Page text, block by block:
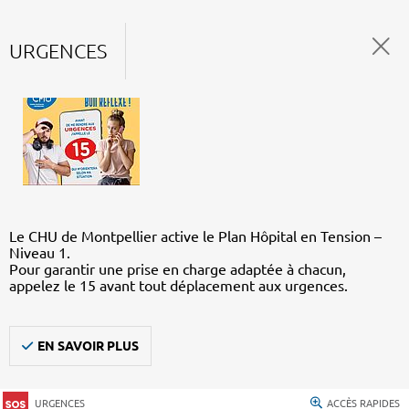
URGENCES
Le CHU de Montpellier active le Plan Hôpital en Tension –
Niveau 1.
Pour garantir une prise en charge adaptée à chacun,
appelez le 15 avant tout déplacement aux urgences.
EN SAVOIR PLUS
URGENCES ACCÈS RAPIDES